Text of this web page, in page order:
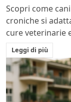
Scopri come
croniche si
cure veterinarie
Leggi di più